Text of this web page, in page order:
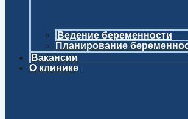
Ведение беременности
Планирование
Вакансии
О клинике